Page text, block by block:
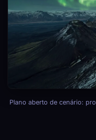
Plano aberto de cenário: